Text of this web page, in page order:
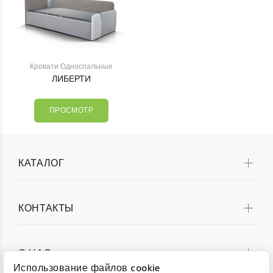
Кровати Односпальные
ЛИБЕРТИ
ПРОСМОТР
КАТАЛОГ
КОНТАКТЫ
О НАС
Использование файлов cookie